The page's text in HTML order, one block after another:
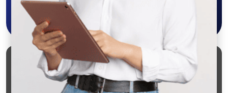
Скачать в Google Play
Маркеты Блог
О проекте
Служба поддержки
Удаление аккаунта
Партнерка